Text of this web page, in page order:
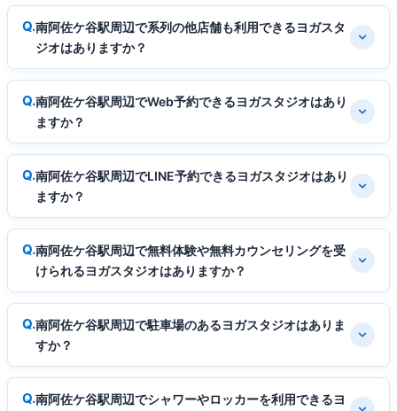
南阿佐ケ谷駅周辺で系列の他店舗も利用できるヨガスタ
ジオはありますか？
南阿佐ケ谷駅周辺でWeb予約できるヨガスタジオはあり
ますか？
南阿佐ケ谷駅周辺でLINE予約できるヨガスタジオはあり
ますか？
南阿佐ケ谷駅周辺で無料体験や無料カウンセリングを受
けられるヨガスタジオはありますか？
南阿佐ケ谷駅周辺で駐車場のあるヨガスタジオはありま
すか？
南阿佐ケ谷駅周辺でシャワーやロッカーを利用できるヨ